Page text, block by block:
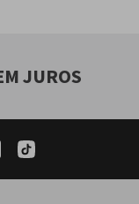
JUROS